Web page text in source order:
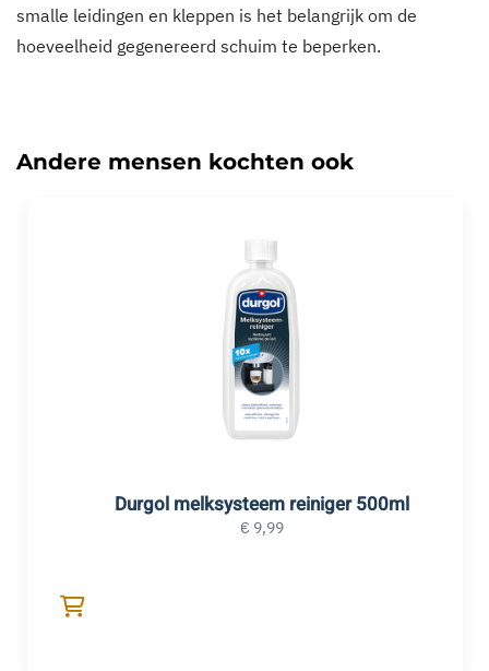
smalle leidingen en kleppen is het belangrijk om de
hoeveelheid gegenereerd schuim te beperken.
Durgol melksysteem reiniger 500ml
€ 9,99